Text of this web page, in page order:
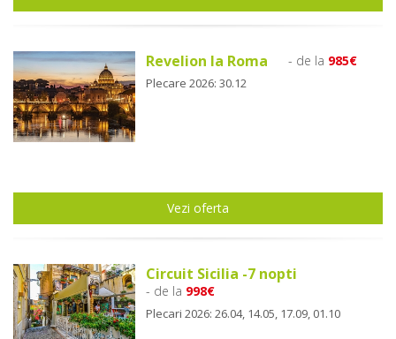
Revelion la Roma - de la 985€
Plecare 2026: 30.12
Vezi oferta
Circuit Sicilia -7 nopti
- de la 998€
Plecari 2026: 26.04, 14.05, 17.09, 01.10